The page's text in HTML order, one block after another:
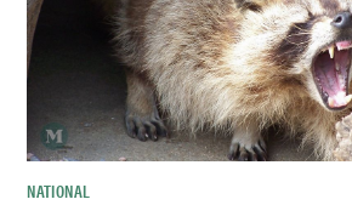
NATIONAL